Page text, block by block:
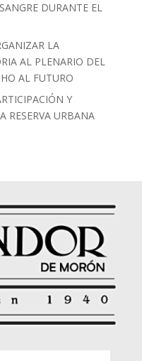
DURANTE EL
LA
AL PLENARIO DEL
AL FUTURO
Y
RESERVA URBANA